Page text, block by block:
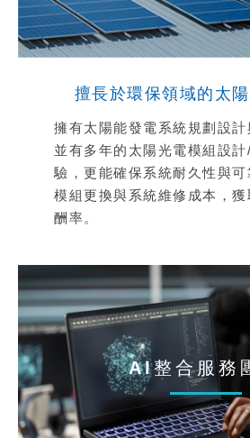
擅長於環保領域的太
擁有太陽能發電系統規劃設計
並有多年的太陽光電模組設
驗，更能確保系統耐久性與
模組更換與系統維修成本，
酬率。
AI整合服務